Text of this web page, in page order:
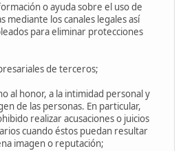
o ayuda sobre el uso de
mediante los canales legales así
para eliminar protecciones
de terceros;
al honor, a la intimidad personal y
de las personas. En particular,
realizar acusaciones o juicios
cuando éstos puedan resultar
imagen o reputación;